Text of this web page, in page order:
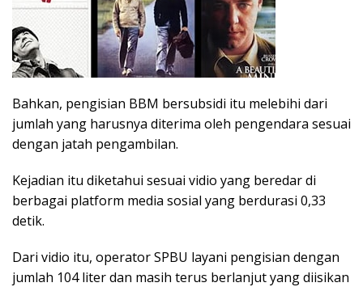
Bahkan, pengisian BBM bersubsidi itu melebihi dari
jumlah yang harusnya diterima oleh pengendara sesuai
dengan jatah pengambilan.
Kejadian itu diketahui sesuai vidio yang beredar di
berbagai platform media sosial yang berdurasi 0,33
detik.
Dari vidio itu, operator SPBU layani pengisian dengan
jumlah 104 liter dan masih terus berlanjut yang diisikan